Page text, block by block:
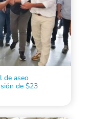
de aseo
de $23